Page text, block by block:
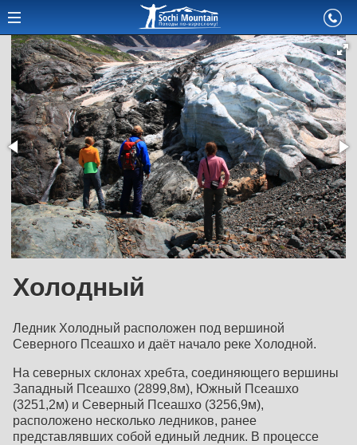
Холодный
Ледник Холодный расположен под вершиной
Северного Псеашхо и даёт начало реке Холодной.
На северных склонах хребта, соединяющего вершины
Западный Псеашхо (2899,8м), Южный Псеашхо
(3251,2м) и Северный Псеашхо (3256,9м),
расположено несколько ледников, ранее
представлявших собой единый ледник. В процессе